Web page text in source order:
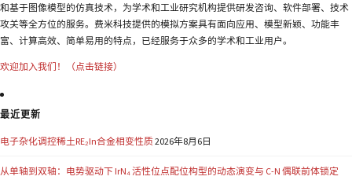
和基于图像模型的仿真技术，为学术和工业研究机构提供研发咨询、软件部署、技术
攻关等全方位的服务。费米科技提供的模拟方案具有面向应用、模型新颖、功能丰
富、计算高效、简单易用的特点，已经服务于众多的学术和工业用户。
欢迎加入我们！（点击链接）
最近更新
电子杂化调控稀土RE₂In合金相变性质2026年8月6日
从单轴到双轴：电势驱动下 IrN₄ 活性位点配位构型的动态演变与 C-N 偶联前体锁定